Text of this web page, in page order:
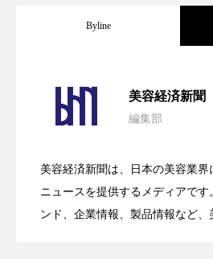
Byline
美容経済新聞
編集部
美容経済新聞は、日本の美容業界
ニュースを提供するメディアです
ンド、企業情報、製品情報など
SaaSモデル
――AI需要予測で猛
2026.07.20 【技術転用】ポー